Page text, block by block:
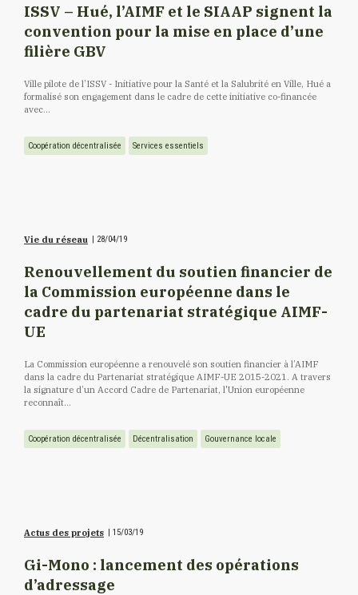
ISSV – Hué, l’AIMF et le SIAAP signent la
convention pour la mise en place d’une
filière GBV
Ville pilote de l’ISSV - Initiative pour la Santé et la Salubrité en Ville, Hué a
formalisé son engagement dans le cadre de cette initiative co-financée
avec...
Coopération décentralisée Services essentiels
Vie du réseau | 28/04/19
Renouvellement du soutien financier de
la Commission européenne dans le
cadre du partenariat stratégique AIMF-
UE
La Commission européenne a renouvelé son soutien financier à l’AIMF
dans la cadre du Partenariat stratégique AIMF-UE 2015-2021. A travers
la signature d’un Accord Cadre de Partenariat, l'Union européenne
reconnaît...
Coopération décentralisée Décentralisation Gouvernance locale
Actus des projets | 15/03/19
Gi-Mono : lancement des opérations
d’adressage